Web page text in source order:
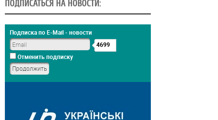
ПОДПИСАТЬСЯ НА НОВОСТИ:
Подписка по E-Mail - новости
4699
Отменить подписку